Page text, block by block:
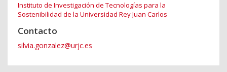
Instituto de Investigación de Tecnologías para la
Sostenibilidad de la Universidad Rey Juan Carlos
Contacto
silvia.gonzalez@urjc.es